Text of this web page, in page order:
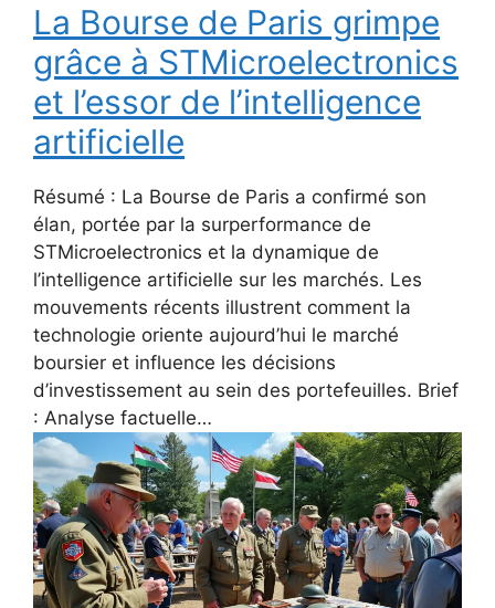
La Bourse de Paris grimpe
grâce à STMicroelectronics
et l’essor de l’intelligence
artificielle
Résumé : La Bourse de Paris a confirmé son
élan, portée par la surperformance de
STMicroelectronics et la dynamique de
l’intelligence artificielle sur les marchés. Les
mouvements récents illustrent comment la
technologie oriente aujourd’hui le marché
boursier et influence les décisions
d’investissement au sein des portefeuilles. Brief
: Analyse factuelle…